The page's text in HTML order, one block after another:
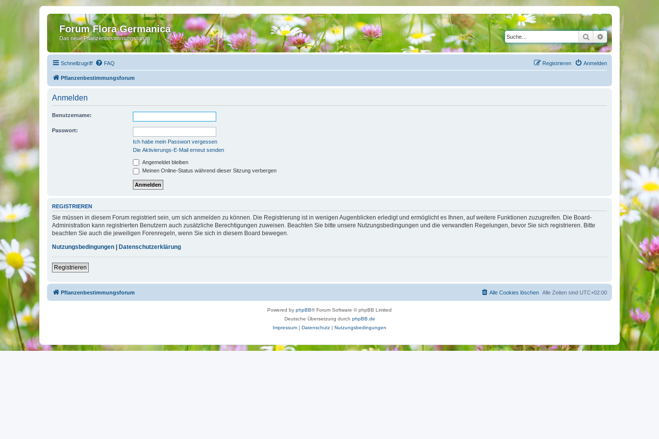
Forum Flora Germanica
Das neue Pflanzenbestimmungsforum SucheErweiterte Suche
Schnellzugriff FAQ Anmelden
Registrieren
Pflanzenbestimmungsforum
Anmelden
Benutzername:
Passwort:
Ich habe mein Passwort vergessen
Die Aktivierungs-E-Mail erneut senden
Angemeldet bleiben
Meinen Online-Status während dieser Sitzung verbergen
REGISTRIEREN
Sie müssen in diesem Forum registriert sein, um sich anmelden zu können. Die Registrierung ist in wenigen Augenblicken erledigt und ermöglicht es Ihnen, auf weitere Funktionen zuzugreifen. Die Board-
Administration kann registrierten Benutzern auch zusätzliche Berechtigungen zuweisen. Beachten Sie bitte unsere Nutzungsbedingungen und die verwandten Regelungen, bevor Sie sich registrieren. Bitte
beachten Sie auch die jeweiligen Forenregeln, wenn Sie sich in diesem Board bewegen.
Nutzungsbedingungen
Datenschutzerklärung
Registrieren
Pflanzenbestimmungsforum Alle Zeiten sind UTC+02:00
Alle Cookies löschen
Powered by phpBB® Forum Software © phpBB Limited
Deutsche Übersetzung durch phpBB.de
Impressum | Datenschutz | Nutzungsbedingungen